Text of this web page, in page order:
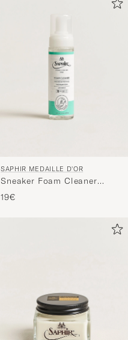
SAPHIR MEDAILLE D'OR
Sneaker Foam Cleaner
200ml
19€